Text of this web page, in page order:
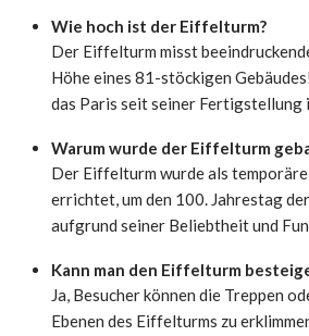
Wie hoch ist der Eiffelturm?
Der Eiffelturm misst
Höhe eines 81-stöckigen
das Paris seit seiner Fertigstellung
Warum wurde der Eiffelturm
Der Eiffelturm wurde als
errichtet, um den 100. Jahrestag
aufgrund seiner Beliebtheit und
Kann man den Eiffelturm
Ja, Besucher können die Treppen
Ebenen des Eiffelturms zu